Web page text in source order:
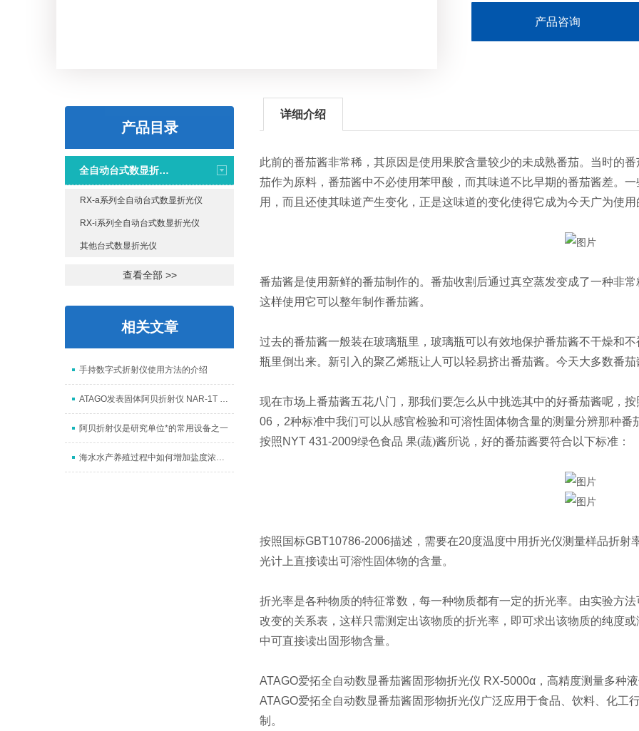
产品咨询
产品目录
全自动台式数显折光仪
RX-a系列全自动台式数显折光仪
RX-i系列全自动台式数显折光仪
其他台式数显折光仪
查看全部 >>
相关文章
手持数字式折射仪使用方法的介绍
ATAGO发表固体阿贝折射仪 NAR-1T SOLID
阿贝折射仪是研究单位*的常用设备之一
海水水产养殖过程中如何增加盐度浓度含量
详细介绍
此前的番茄酱非常稀，其原因是使用果胶含量较少的未成熟番茄。当时的
茄作为原料，番茄酱中不必使用苯甲酸，而其味道不比早期的番茄酱差。
用，而且还使其味道产生变化，正是这味道的变化使得它成为今天广为使用
番茄酱是使用新鲜的番茄制作的。番茄收割后通过真空蒸发变成了一种非
这样使用它可以整年制作番茄酱。
过去的番茄酱一般装在玻璃瓶里，玻璃瓶可以有效地保护番茄酱不干燥和
瓶里倒出来。新引入的聚乙烯瓶让人可以轻易挤出番茄酱。今天大多数番茄
现在市场上番茄酱五花八门，那我们要怎么从中挑选其中的好番茄酱呢，按
06， 2种标准中我们可以从感官检验和可溶性固体物含量的测量分辨那种番
按照 NYT 431-2009绿色食品 果(蔬)酱所说，好的番茄酱要符合以下标准：
按照国标GBT10786-2006描述，需要在20度温度中用折光仪测量样品折射
光计上直接读出可溶性固体物的含量。
折光率是各种物质的特征常数，每一种物质都有一定的折光率。由实验方
改变的关系表，这样只需测定出该物质的折光率，即可求出该物质的纯度
中可直接读出固形物含量。
ATAGO爱拓全自动数显番茄酱固形物折光仪 RX-5000α，高精度测量多种
ATAGO爱拓全自动数显番茄酱固形物折光仪广泛应用于食品、饮料、化工
制。